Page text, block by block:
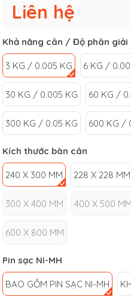
Liên hệ
Khả năng cân / Độ phân giải
3 KG / 0.005 KG 6 KG /
30 KG / 0.005 KG 60 KG /
300 KG / 0.05 KG 600 KG /
Kích thước bàn cân
240 X 300 MM 228 X 228 MM
300 X 400 MM 400 X 500 MM
600 X 800 MM
Pin sạc Ni-MH
BAO GỒM PIN SẠC NI-MH